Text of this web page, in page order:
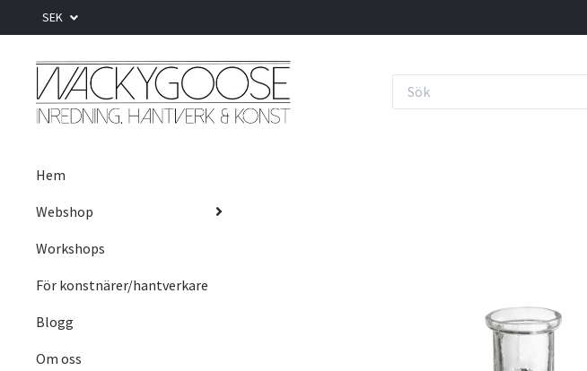
SEK
Hem
Webshop
Workshops
För konstnärer/hantverkare
Blogg
Om oss